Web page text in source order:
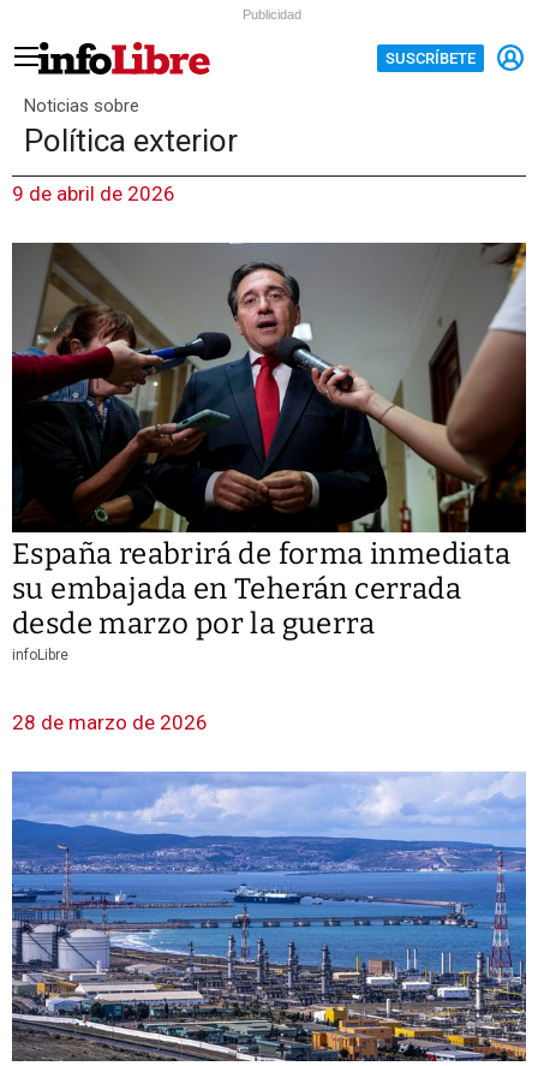
Publicidad
SUSCRÍBETE
Noticias sobre
Política exterior
9 de abril de 2026
España reabrirá de forma inmediata
su embajada en Teherán cerrada
desde marzo por la guerra
infoLibre
28 de marzo de 2026